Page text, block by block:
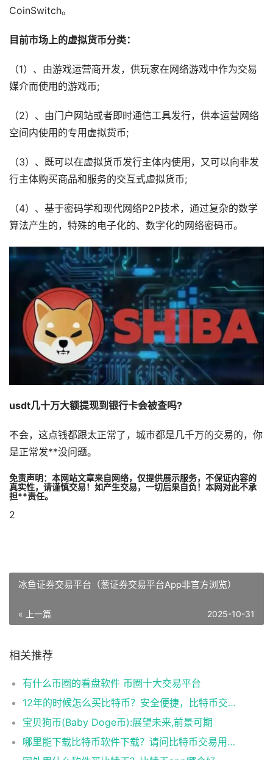
CoinSwitch。
目前市场上的虚拟货币分类：
（1）、由游戏运营商开发，供玩家在网络游戏中作为交易
媒介而使用的游戏币;
（2）、由门户网站或者即时通信工具发行，供本运营网络
空间内使用的专用虚拟货币;
（3）、既可以在虚拟货币发行主体内使用，又可以向非发
行主体购买商品和服务的交互式虚拟货币;
（4）、基于密码学和现代网络P2P技术，通过复杂的数学
算法产生的，特殊的电子化的、数字化的网络密码币。
usdt几十万大额提现到银行卡会被查吗?
不会，这点钱都跟太正常了，城市都是几千万的交易的，你
是正常发**没问题。
免责声明：本网站文章来自网络，仅提供展示服务，不保证内容的
真实性，请谨慎交易！如产生交易，一切后果自负！本网对此不承
担**责任。
2
冰鱼证券交易平台（葱证券交易平台App非官方浏览）
« 上一篇 2025-10-31
相关推荐
有什么币圈的看盘软件 币圈十大交易平台
12年的时候怎么买比特币？安全便捷，比特币交易首选
宝贝狗币(Baby Doge币):展望未来,前景可期
哪里能下载比特币软件下载？请问比特币交易用什么软件